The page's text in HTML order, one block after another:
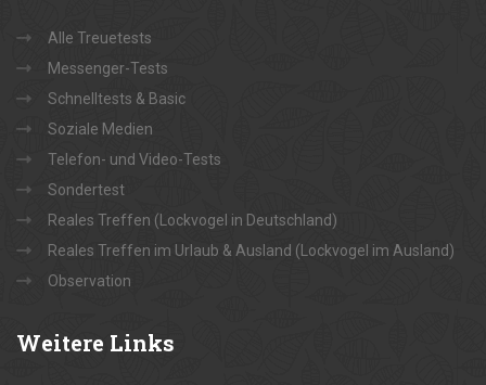
Alle Treuetests
Messenger-Tests
Schnelltests & Basic
Soziale Medien
Telefon- und Video-Tests
Sondertest
Reales Treffen (Lockvogel in Deutschland)
Reales Treffen im Urlaub & Ausland (Lockvogel im Ausland)
Observation
Weitere Links